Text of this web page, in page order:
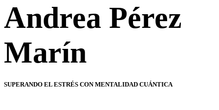
Andrea Pérez
Marín
SUPERANDO EL ESTRÉS CON MENTALIDAD CUÁNTICA